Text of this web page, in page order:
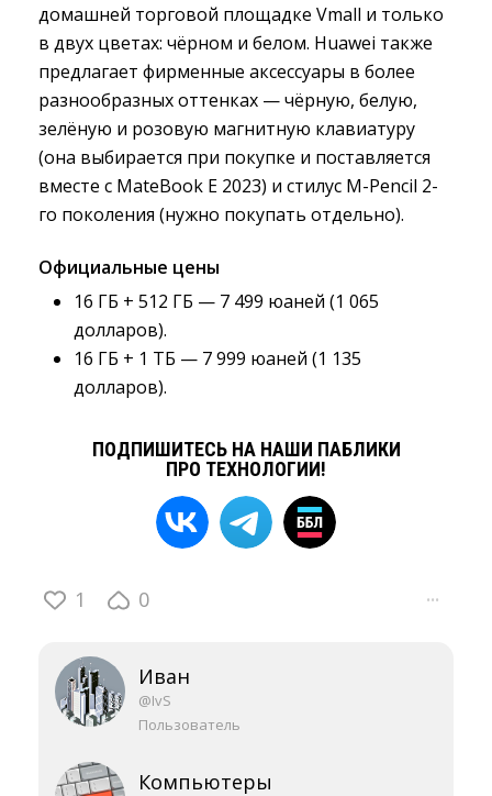
домашней торговой площадке Vmall и только
в двух цветах: чёрном и белом. Huawei также
предлагает фирменные аксессуары в более
разнообразных оттенках — чёрную, белую,
зелёную и розовую магнитную клавиатуру
(она выбирается при покупке и поставляется
вместе с MateBook E 2023) и стилус M-Pencil 2-
го поколения (нужно покупать отдельно).
Официальные цены
16 ГБ + 512 ГБ — 7 499 юаней (1 065
долларов).
16 ГБ + 1 ТБ — 7 999 юаней (1 135
долларов).
ПОДПИШИТЕСЬ НА НАШИ ПАБЛИКИ
ПРО ТЕХНОЛОГИИ!
1 0 ···
Иван
@IvS
Пользователь
Компьютеры